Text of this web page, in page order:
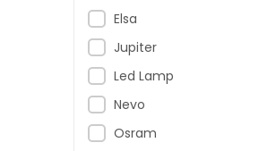
Elsa
Jupiter
Led Lamp
Nevo
Osram